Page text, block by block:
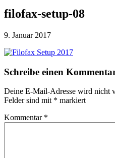
filofax-setup-08
9. Januar 2017
Leser-
Schreibe einen
Deine E-Mail-Adresse wird nicht
Felder sind mit * markiert
Kommentar *